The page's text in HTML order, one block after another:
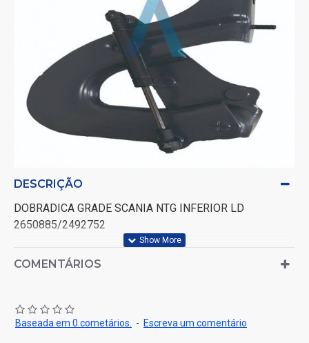
DESCRIÇÃO
DOBRADICA GRADE SCANIA NTG INFERIOR LD
2650885/2492752
COMENTÁRIOS
Baseada em 0 cometários. - Escreva um comentário